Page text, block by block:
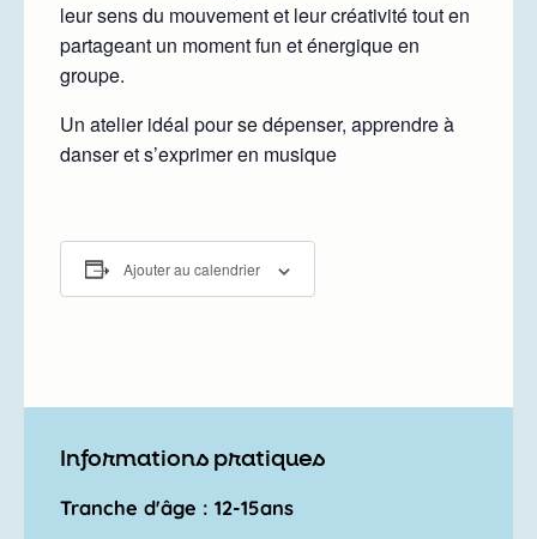
leur sens du mouvement et leur créativité tout en
partageant un moment fun et énergique en
groupe.
Un atelier idéal pour se dépenser, apprendre à
danser et s’exprimer en musique
Ajouter au calendrier
Informations pratiques
Tranche d'âge : 12-15ans